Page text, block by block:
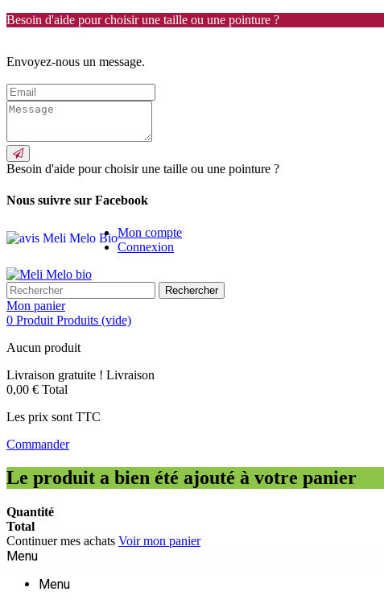
Besoin d'aide pour choisir une taille ou une pointure ?
Envoyez-nous un message.
Besoin d'aide pour choisir une taille ou une pointure ?
Nous suivre sur Facebook
Mon compte
Connexion
Rechercher
Mon panier
0 Produit Produits (vide)
Aucun produit
Livraison gratuite ! Livraison
0,00 € Total
Les prix sont TTC
Commander
Le produit a bien été ajouté à votre panier
Quantité
Total
Continuer mes achats Voir mon panier
Menu
Menu